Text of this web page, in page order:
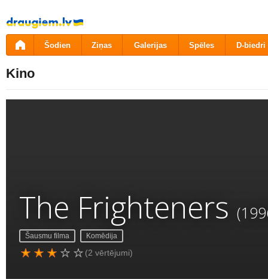
Pāriet
uz
saturu
Šodien Ziņas Galerijas Spēles D-biedri
Kino
The Frighteners
Šausmu filma Komēdija
(2 vērtējumi)